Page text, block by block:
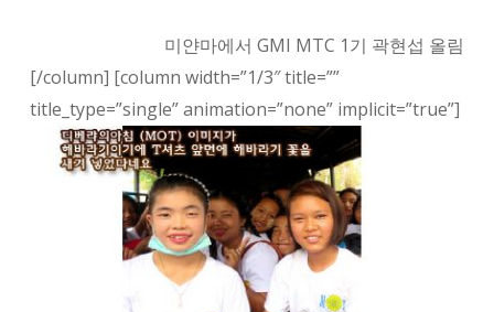
미얀마에서 GMI MTC 1기 곽현섭 올림
[/column] [column width=”1/3″ title=””
title_type=”single” animation=”none” implicit=”true”]